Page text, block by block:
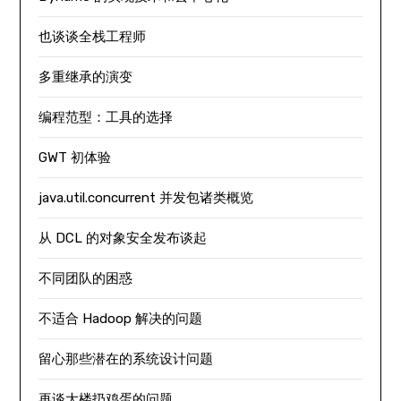
也谈谈全栈工程师
多重继承的演变
编程范型：工具的选择
GWT 初体验
java.util.concurrent 并发包诸类概览
从 DCL 的对象安全发布谈起
不同团队的困惑
不适合 Hadoop 解决的问题
留心那些潜在的系统设计问题